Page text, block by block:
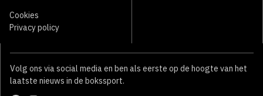
Cookies
Privacy policy
Volg ons via social media en ben als eerste op de hoogte van het
laatste nieuws in de bokssport.